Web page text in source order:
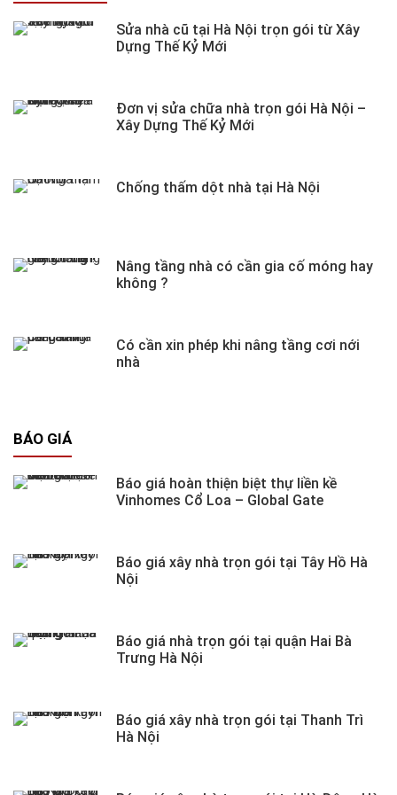
Sửa nhà cũ tại Hà Nội trọn gói từ Xây
Dựng Thế Kỷ Mới
Đơn vị sửa chữa nhà trọn gói Hà Nội –
Xây Dựng Thế Kỷ Mới
Chống thấm dột nhà tại Hà Nội
Nâng tầng nhà có cần gia cố móng hay
không ?
Có cần xin phép khi nâng tầng cơi nới
nhà
BÁO GIÁ
Báo giá hoàn thiện biệt thự liền kề
Vinhomes Cổ Loa – Global Gate
Báo giá xây nhà trọn gói tại Tây Hồ Hà
Nội
Báo giá nhà trọn gói tại quận Hai Bà
Trưng Hà Nội
Báo giá xây nhà trọn gói tại Thanh Trì
Hà Nội